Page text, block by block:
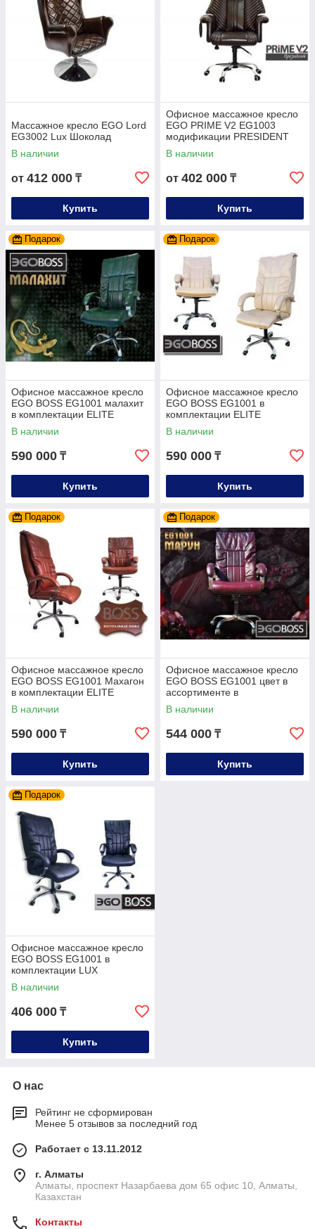
Массажное кресло EGO Lord
EG3002 Lux Шоколад
В наличии
от 412 000 ₸
Купить
Офисное массажное кресло
EGO PRIME V2 EG1003
модификации PRESIDENT
LUX
В наличии
от 402 000 ₸
Купить
Подарок
Офисное массажное кресло
EGO BOSS EG1001 малахит
в комплектации ELITE
(натуральная кожа)
В наличии
590 000 ₸
Купить
Подарок
Офисное массажное кресло
EGO BOSS EG1001 в
комплектации ELITE
(натуральная кожа)
В наличии
590 000 ₸
Купить
Подарок
Офисное массажное кресло
EGO BOSS EG1001 Махагон
в комплектации ELITE
(натуральная кожа)
В наличии
590 000 ₸
Купить
Подарок
Офисное массажное кресло
EGO BOSS EG1001 цвет в
ассортименте в
комплектации ELITE (эко
кожа+натуральная кожа)
В наличии
544 000 ₸
Купить
Подарок
Офисное массажное кресло
EGO BOSS EG1001 в
комплектации LUX
В наличии
406 000 ₸
Купить
О нас
Рейтинг не сформирован
Менее 5 отзывов за последний год
Работает с 13.11.2012
г. Алматы
Алматы, проспект Назарбаева дом 65 офис 10, Алматы,
Казахстан
Контакты